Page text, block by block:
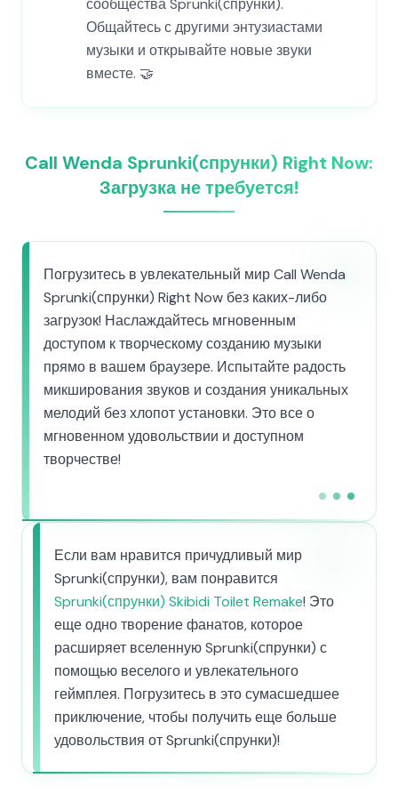
сообщества Sprunki(спрунки).
Общайтесь с другими энтузиастами
музыки и открывайте новые звуки
вместе. 🤝
Call Wenda Sprunki(спрунки) Right Now:
Загрузка не требуется!
Погрузитесь в увлекательный мир Call Wenda
Sprunki(спрунки) Right Now без каких-либо
загрузок! Наслаждайтесь мгновенным
доступом к творческому созданию музыки
прямо в вашем браузере. Испытайте радость
микширования звуков и создания уникальных
мелодий без хлопот установки. Это все о
мгновенном удовольствии и доступном
творчестве!
Если вам нравится причудливый мир
Sprunki(спрунки), вам понравится
Sprunki(спрунки) Skibidi Toilet Remake! Это
еще одно творение фанатов, которое
расширяет вселенную Sprunki(спрунки) с
помощью веселого и увлекательного
геймплея. Погрузитесь в это сумасшедшее
приключение, чтобы получить еще больше
удовольствия от Sprunki(спрунки)!